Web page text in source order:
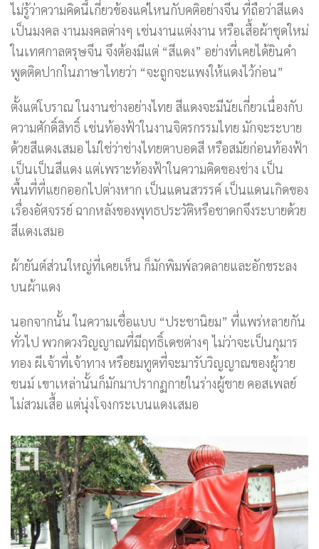
ไม่รู้ว่าความคิดนี้เกี่ยวข้องแค่ไหนกับคติอย่างจีน ที่ถือว่าสีแดง
เป็นมงคล งานมงคลต่างๆ เช่นงานแต่งงาน หรือเสื้อผ้าชุดใหม่
ในเทศกาลตรุษจีน จึงต้องมีแต่ “สีแดง” อย่างที่เคยได้ยินคำ
พูดติดปากในภาษาไทยว่า “จะถูกจะแพงให้แดงไว้ก่อน”
ตั้งแต่โบราณ ในงานช่างอย่างไทย สีแดงจะมีนัยเกี่ยวเนื่องกับ
ความศักดิ์สิทธิ์ เช่นท้องฟ้าในงานจิตรกรรมไทย มักจะระบาย
ด้วยสีแดงเสมอ ไม่ใช่ว่าช่างไทยตาบอดสี หรือสมัยก่อนท้องฟ้า
เป็นเป็นสีแดง แต่เพราะท้องฟ้าในความคิดของช่าง เป็น
พื้นที่ที่แยกออกไปต่างหาก เป็นแดนสวรรค์ เป็นแดนเกิดของ
เรื่องอัศจรรย์ ฉากหลังของพุทธประวัติหรือชาดกจึงระบายด้วย
สีแดงเสมอ
ผ้ายันต์ส่วนใหญ่ที่เคยเห็น ก็มักพิมพ์ลวดลายและอักขระลง
บนผ้าแดง
นอกจากนั้น ในความเชื่อแบบ “ประชานิยม” ที่แพร่หลายกัน
ทั่วไป พวกดวงวิญญาณที่มีฤทธิ์เดชต่างๆ ไม่ว่าจะเป็นกุมาร
ทอง ผีเจ้าที่เจ้าทาง หรือยมทูตที่จะมารับวิญญาณของผู้วาย
ชนม์ เขาเหล่านั้นก็มักมาปรากฏกายในร่างผู้ชาย คอสเพลย์
ไม่สวมเสื้อ แต่นุ่งโจงกระเบนแดงเสมอ